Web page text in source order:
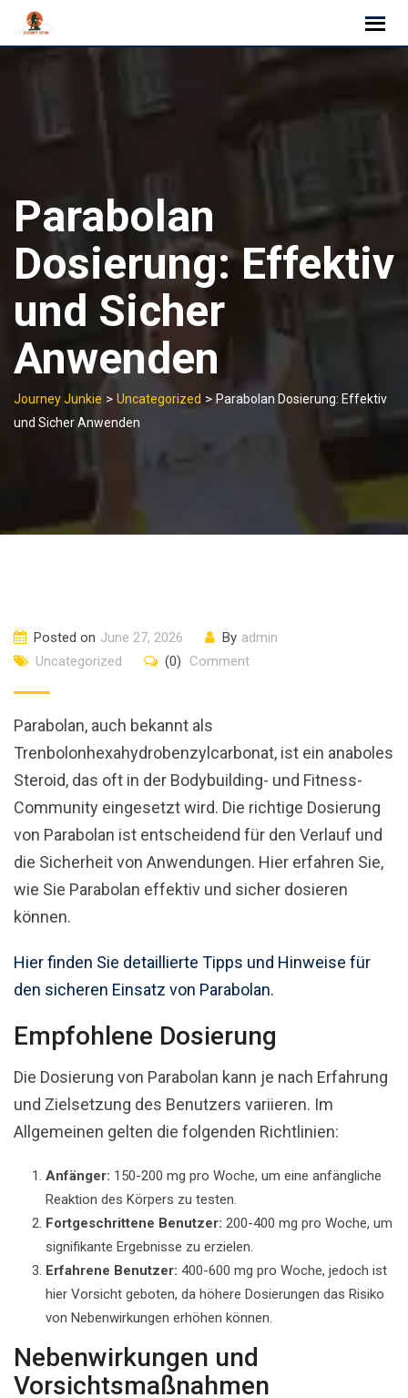
Parabolan
Dosierung: Effektiv
und Sicher
Anwenden
Journey Junkie > Uncategorized >Parabolan Dosierung: Effektiv
und Sicher Anwenden
Posted on June 27, 2026 By admin
Uncategorized
(0) Comment
Parabolan, auch bekannt als
Trenbolonhexahydrobenzylcarbonat, ist ein anaboles
Steroid, das oft in der Bodybuilding- und Fitness-
Community eingesetzt wird. Die richtige Dosierung
von Parabolan ist entscheidend für den Verlauf und
die Sicherheit von Anwendungen. Hier erfahren Sie,
wie Sie Parabolan effektiv und sicher dosieren
können.
Hier finden Sie detaillierte Tipps und Hinweise für
den sicheren Einsatz von Parabolan.
Empfohlene Dosierung
Die Dosierung von Parabolan kann je nach Erfahrung
und Zielsetzung des Benutzers variieren. Im
Allgemeinen gelten die folgenden Richtlinien:
Anfänger: 150-200 mg pro Woche, um eine anfängliche
Reaktion des Körpers zu testen.
Fortgeschrittene Benutzer: 200-400 mg pro Woche, um
signifikante Ergebnisse zu erzielen.
Erfahrene Benutzer: 400-600 mg pro Woche, jedoch ist
hier Vorsicht geboten, da höhere Dosierungen das Risiko
von Nebenwirkungen erhöhen können.
Nebenwirkungen und
Vorsichtsmaßnahmen